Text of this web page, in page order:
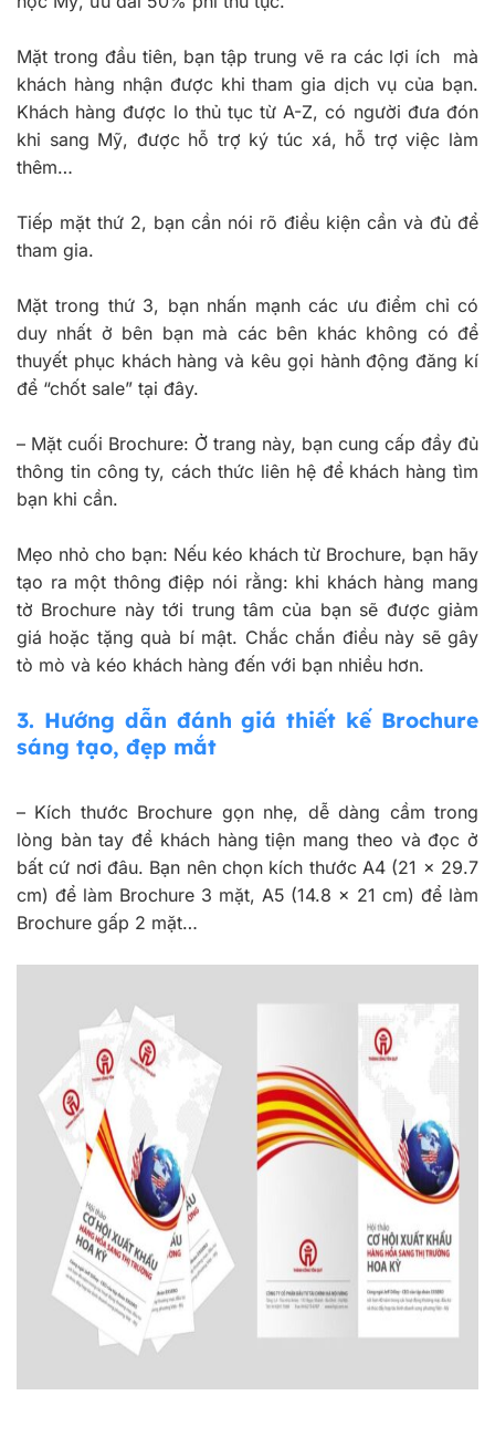
Mặt trong đầu tiên, bạn tập trung vẽ ra các lợi ích mà
khách hàng nhận được khi tham gia dịch vụ của bạn.
Khách hàng được lo thủ tục từ A-Z, có người đưa đón
khi sang Mỹ, được hỗ trợ ký túc xá, hỗ trợ việc làm
thêm…
Tiếp mặt thứ 2, bạn cần nói rõ điều kiện cần và đủ để
tham gia.
Mặt trong thứ 3, bạn nhấn mạnh các ưu điểm chỉ có
duy nhất ở bên bạn mà các bên khác không có để
thuyết phục khách hàng và kêu gọi hành động đăng kí
để “chốt sale” tại đây.
– Mặt cuối Brochure: Ở trang này, bạn cung cấp đầy đủ
thông tin công ty, cách thức liên hệ để khách hàng tìm
bạn khi cần.
Mẹo nhỏ cho bạn: Nếu kéo khách từ Brochure, bạn hãy
tạo ra một thông điệp nói rằng: khi khách hàng mang
tờ Brochure này tới trung tâm của bạn sẽ được giảm
giá hoặc tặng quà bí mật. Chắc chắn điều này sẽ gây
tò mò và kéo khách hàng đến với bạn nhiều hơn.
3. Hướng dẫn đánh giá thiết kế Brochure
sáng tạo, đẹp mắt
– Kích thước Brochure gọn nhẹ, dễ dàng cầm trong
lòng bàn tay để khách hàng tiện mang theo và đọc ở
bất cứ nơi đâu. Bạn nên chọn kích thước A4 (21 x 29.7
cm) để làm Brochure 3 mặt, A5 (14.8 x 21 cm) để làm
Brochure gấp 2 mặt…